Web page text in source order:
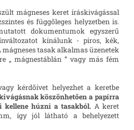
mágneses keret íráskivágással
és függőleges helyzetben is.
dokumentumok egyszerű
kínálunk - piros, kék,
mágneses tasak alkalmas üzenetek
„ mágnestáblán ” vagy más fém
kérdőívet helyezhet a keretbe
köszönhetően a papírra
húzni a tasakból. A keret
így jól látható a behelyezett